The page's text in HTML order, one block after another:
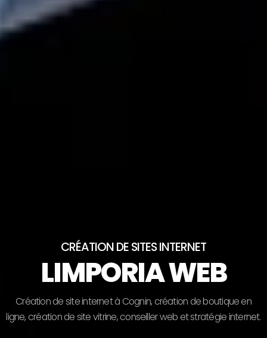
CRÉATION DE SITES INTERNET
LIMPORIA WEB
Créationdesiteinternetà Cognin, création deboutiqueen
ligne, créationdesitevitrine, conseillerweb etstratégieinternet.